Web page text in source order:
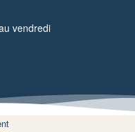
vendredi